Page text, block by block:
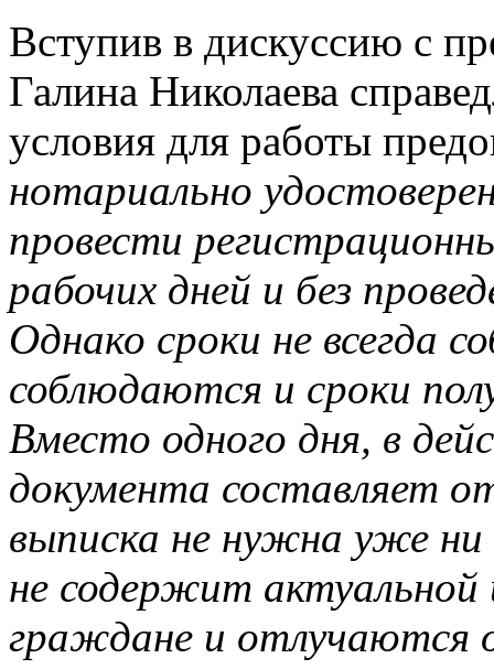
Вступив в дискуссию с
Галина Николаева
условия для работы
нотариально
провести
рабочих дней и без
Однако сроки не всегда
соблюдаются и сроки
Вместо одного дня, в
документа составляет
выписка не нужна уже ни
не содержит
граждане и отлучаются